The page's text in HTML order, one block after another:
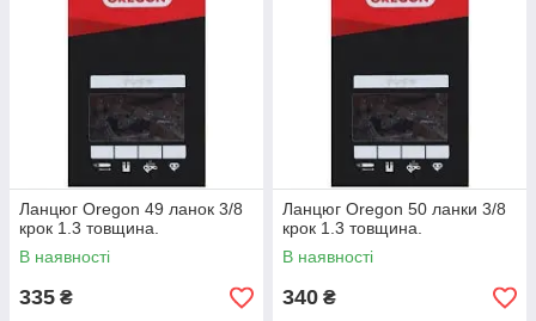
Ланцюг Oregon 49 ланок 3/8
крок 1.3 товщина.
В наявності
335 ₴
Ланцюг Oregon 50 ланки 3/8
крок 1.3 товщина.
В наявності
340 ₴